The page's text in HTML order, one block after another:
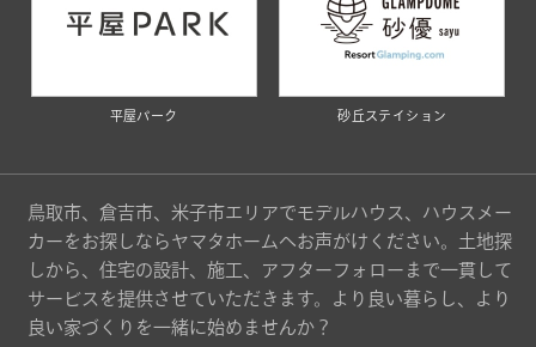
平屋パーク 砂丘ステイション
鳥取市、倉吉市、米子市エリアでモデルハウス、ハウスメー
カーをお探しならヤマタホームへお声がけください。土地探
しから、住宅の設計、施工、アフターフォローまで一貫して
サービスを提供させていただきます。より良い暮らし、より
良い家づくりを一緒に始めませんか？